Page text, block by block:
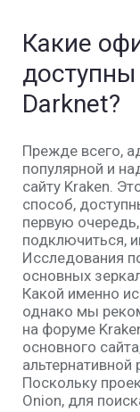
Какие
доступны
Darknet?
Прежде всего,
популярной и
сайту Kraken.
способ,
первую
подключиться,
Исследования
основных
Какой именно
однако мы
на форуме
основного
Поскольку
Onion, для